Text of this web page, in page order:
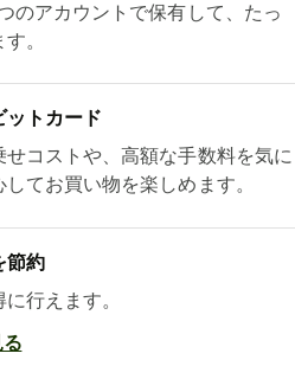
のアカウントで保有して、たっ
。
ットカード
コストや、高額な手数料を気に
てお買い物を楽しめます。
節約
行えます。